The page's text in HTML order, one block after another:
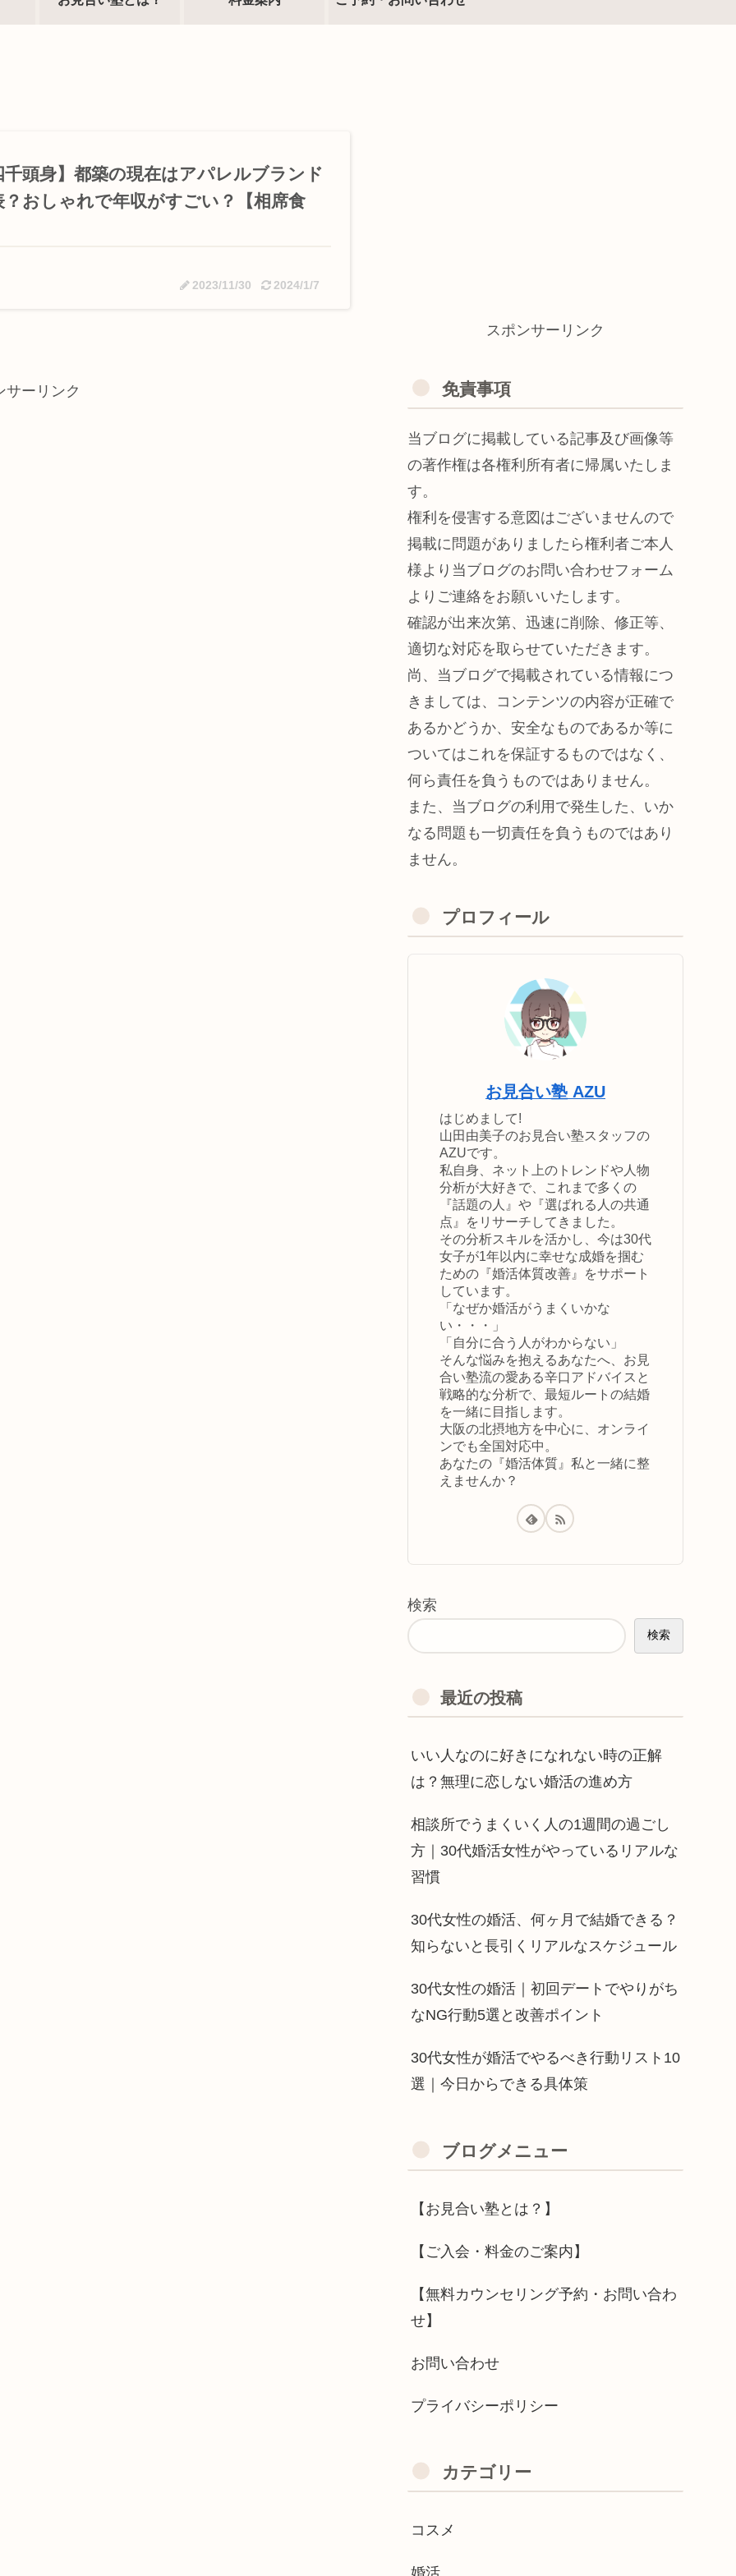
千頭身】都築の現在はアパレルブランド
？おしゃれで年収がすごい？【相席食
2023/11/30 2024/1/7
サーリンク
スポンサーリンク
免責事項
当ブログに掲載している記事及び画像等
の著作権は各権利所有者に帰属いたしま
す。
権利を侵害する意図はございませんので
掲載に問題がありましたら権利者ご本人
様より当ブログのお問い合わせフォーム
よりご連絡をお願いいたします。
確認が出来次第、迅速に削除、修正等、
適切な対応を取らせていただきます。
尚、当ブログで掲載されている情報につ
きましては、コンテンツの内容が正確で
あるかどうか、安全なものであるか等に
ついてはこれを保証するものではなく、
何ら責任を負うものではありません。
また、当ブログの利用で発生した、いか
なる問題も一切責任を負うものではあり
ません。
プロフィール
お見合い塾 AZU
はじめまして!
山田由美子のお見合い塾スタッフの
AZUです。
私自身、ネット上のトレンドや人物
分析が大好きで、これまで多くの
『話題の人』や『選ばれる人の共通
点』をリサーチしてきました。
その分析スキルを活かし、今は30代
女子が1年以内に幸せな成婚を掴む
ための『婚活体質改善』をサポート
しています。
「なぜか婚活がうまくいかな
い・・・」
「自分に合う人がわからない」
そんな悩みを抱えるあなたへ、お見
合い塾流の愛ある辛口アドバイスと
戦略的な分析で、最短ルートの結婚
を一緒に目指します。
大阪の北摂地方を中心に、オンライ
ンでも全国対応中。
あなたの『婚活体質』私と一緒に整
えませんか？
検索
検索
最近の投稿
いい人なのに好きになれない時の正解
は？無理に恋しない婚活の進め方
相談所でうまくいく人の1週間の過ごし
方｜30代婚活女性がやっているリアルな
習慣
30代女性の婚活、何ヶ月で結婚できる？
知らないと長引くリアルなスケジュール
30代女性の婚活｜初回デートでやりがち
なNG行動5選と改善ポイント
30代女性が婚活でやるべき行動リスト10
選｜今日からできる具体策
ブログメニュー
【お見合い塾とは？】
【ご入会・料金のご案内】
【無料カウンセリング予約・お問い合わ
せ】
お問い合わせ
プライバシーポリシー
カテゴリー
コスメ